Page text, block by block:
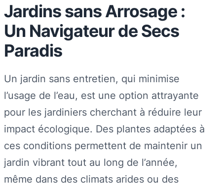
Jardins sans Arrosage :
Un Navigateur de Secs
Paradis
Un jardin sans entretien, qui minimise
l’usage de l’eau, est une option attrayante
pour les jardiniers cherchant à réduire leur
impact écologique. Des plantes adaptées à
ces conditions permettent de maintenir un
jardin vibrant tout au long de l’année,
même dans des climats arides ou des